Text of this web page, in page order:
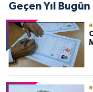
Geçen Yıl Bugün